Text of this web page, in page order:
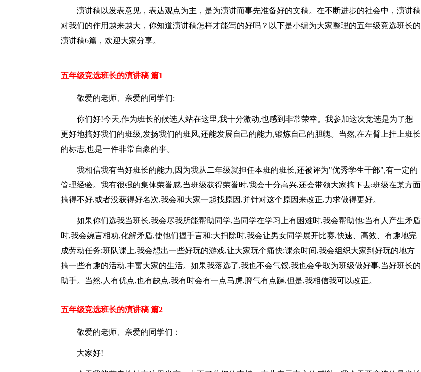
演讲稿以发表意见，表达观点为主，是为演讲而事先准备好的文稿。在不断进步的社会中，演讲稿
对我们的作用越来越大，你知道演讲稿怎样才能写的好吗？以下是小编为大家整理的五年级竞选班长的
演讲稿6篇，欢迎大家分享。
五年级竞选班长的演讲稿 篇1
敬爱的老师、亲爱的同学们:
你们好!今天,作为班长的候选人站在这里,我十分激动,也感到非常荣幸。我参加这次竞选是为了想
更好地搞好我们的班级,发扬我们的班风,还能发展自己的能力,锻炼自己的胆魄。当然,在左臂上挂上班长
的标志,也是一件非常自豪的事。
我相信我有当好班长的能力,因为我从二年级就担任本班的班长,还被评为"优秀学生干部",有一定的
管理经验。我有很强的集体荣誉感,当班级获得荣誉时,我会十分高兴,还会带领大家搞下去;班级在某方面
搞得不好,或者没获得好名次,我会和大家一起找原因,并针对这个原因来改正,力求做得更好。
如果你们选我当班长,我会尽我所能帮助同学,当同学在学习上有困难时,我会帮助他;当有人产生矛盾
时,我会婉言相劝,化解矛盾,使他们握手言和;大扫除时,我会让男女同学展开比赛,快速、高效、有趣地完
成劳动任务;班队课上,我会想出一些好玩的游戏,让大家玩个痛快;课余时间,我会组织大家到好玩的地方
搞一些有趣的活动,丰富大家的生活。如果我落选了,我也不会气馁,我也会争取为班级做好事,当好班长的
助手。当然,人有优点,也有缺点,我有时会有一点马虎,脾气有点躁,但是,我相信我可以改正。
五年级竞选班长的演讲稿 篇2
敬爱的老师、亲爱的同学们：
大家好!